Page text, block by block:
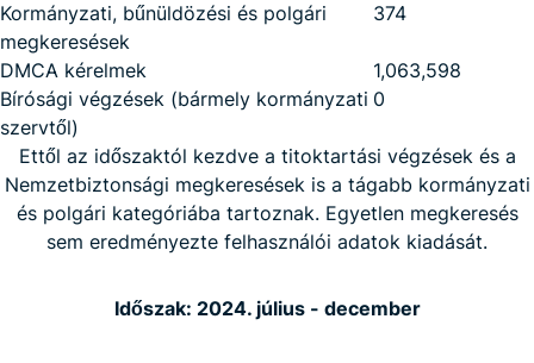
Kormányzati, bűnüldözési és polgári
megkeresések
374
DMCA kérelmek
1,063,598
Bírósági végzések (bármely kormányzati
szervtől)
0
Ettől az időszaktól kezdve a titoktartási végzések és a
Nemzetbiztonsági megkeresések is a tágabb kormányzati
és polgári kategóriába tartoznak. Egyetlen megkeresés
sem eredményezte felhasználói adatok kiadását.
Időszak: 2024. július - december